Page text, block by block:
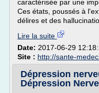
caractérisée par une
Ces états, poussés à
délires et des
Lire la suite
Date: 2017-06-29
Site : http://sante-
Dépression
Dépression